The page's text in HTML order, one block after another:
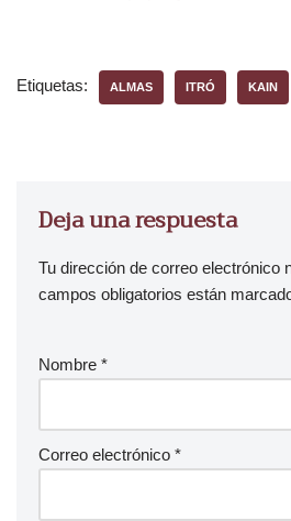
o
Etiquetas: ALMAS ITRÓ KAIN
Deja una respuesta
Tu dirección de correo electrónico
campos obligatorios están
Nombre *
Correo electrónico *